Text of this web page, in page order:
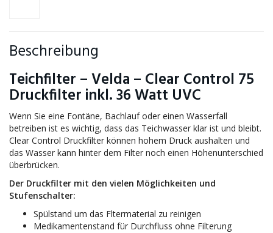
Beschreibung
Teichfilter – Velda – Clear Control 75
Druckfilter inkl. 36 Watt UVC
Wenn Sie eine Fontäne, Bachlauf oder einen Wasserfall
betreiben ist es wichtig, dass das Teichwasser klar ist und bleibt.
Clear Control Druckfilter können hohem Druck aushalten und
das Wasser kann hinter dem Filter noch einen Höhenunterschied
überbrücken.
Der Druckfilter mit den vielen Möglichkeiten und
Stufenschalter:
Spülstand um das Fltermaterial zu reinigen
Medikamentenstand für Durchfluss ohne Filterung